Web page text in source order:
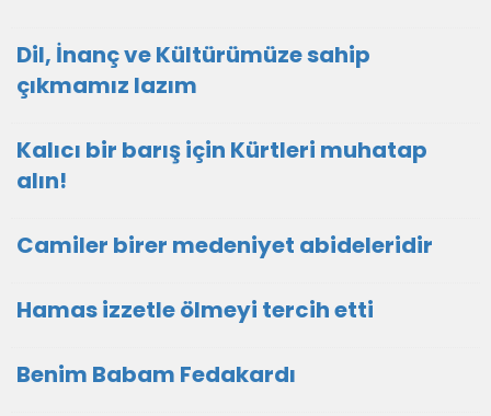
Dil, İnanç ve Kültürümüze sahip
çıkmamız lazım
Kalıcı bir barış için Kürtleri muhatap
alın!
Camiler birer medeniyet abideleridir
Hamas izzetle ölmeyi tercih etti
Benim Babam Fedakardı